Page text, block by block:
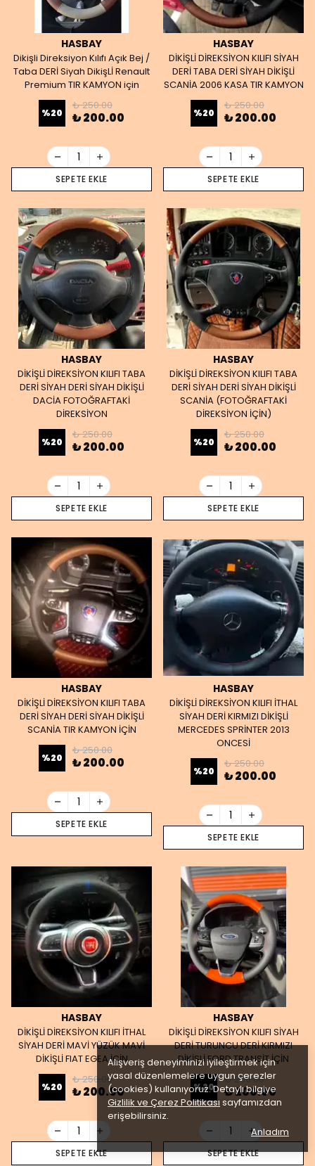
Alışveriş deneyiminizi iyileştirmek için
yasal düzenlemelere uygun çerezler
(cookies) kullanıyoruz. Detaylı bilgiye
Gizlilik ve Çerez Politikası sayfamızdan
erişebilirsiniz.
Anladım
HASBAY
Dikişli Direksiyon Kılıfı Açık Bej /
Taba DERİ Siyah DikişLİ Renault
Premium TIR KAMYON için
%20
₺ 250.00
₺ 200.00
SEPETE EKLE
HASBAY
DİKİŞLİ DİREKSİYON KILIFI SİYAH
DERİ TABA DERİ SİYAH DİKİŞLİ
SCANİA 2006 KASA TIR KAMYON
%20
₺ 250.00
₺ 200.00
SEPETE EKLE
HASBAY
DİKİŞLİ DİREKSİYON KILIFI TABA
DERİ SİYAH DERİ SİYAH DİKİŞLİ
DACİA FOTOĞRAFTAKİ
DİREKSİYON
%20
₺ 250.00
₺ 200.00
SEPETE EKLE
HASBAY
DİKİŞLİ DİREKSİYON KILIFI TABA
DERİ SİYAH DERİ SİYAH DİKİŞLİ
SCANİA (FOTOĞRAFTAKİ
DİREKSİYON İÇİN)
%20
₺ 250.00
₺ 200.00
SEPETE EKLE
HASBAY
DİKİŞLİ DİREKSİYON KILIFI TABA
DERİ SİYAH DERİ SİYAH DİKİŞLİ
SCANİA TIR KAMYON İÇİN
%20
₺ 250.00
₺ 200.00
SEPETE EKLE
HASBAY
DİKİŞLİ DİREKSİYON KILIFI İTHAL
SİYAH DERİ KIRMIZI DİKİŞLİ
MERCEDES SPRİNTER 2013
ONCESİ
%20
₺ 250.00
₺ 200.00
SEPETE EKLE
HASBAY
DİKİŞLİ DİREKSİYON KILIFI İTHAL
SİYAH DERİ MAVİ YÜZÜK MAVİ
DİKİŞLİ FIAT EGEA İÇİN
%20
₺ 250.00
₺ 200.00
SEPETE EKLE
HASBAY
DİKİŞLİ DİREKSİYON KILIFI SİYAH
DERİ TURUNCU DERİ KIRMIZI
DİKİŞLİ FORD TRANSİT İÇİN
%20
₺ 250.00
₺ 200.00
SEPETE EKLE